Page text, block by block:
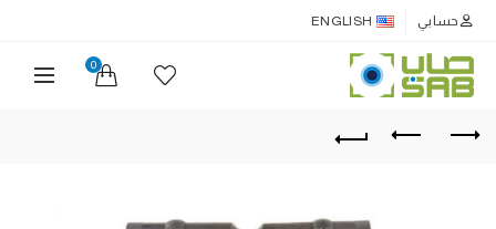
حسابي ENGLISH
0